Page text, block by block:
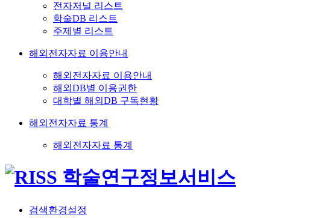
전자저널 리스트
학술DB 리스트
주제별 리스트
해외전자자료 이용안내
해외전자자료 이용안내
해외DB별 이용권한
대학별 해외DB 구독현황
해외전자자료 통계
해외전자자료 통계
검색환경설정